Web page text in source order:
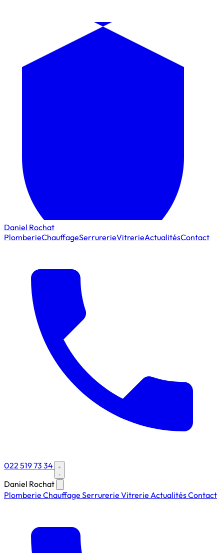
Daniel Rochat
PlomberieChauffageSerrurerieVitrerieActualitésContact
022 519 73 34
Daniel Rochat
Plomberie Chauffage Serrurerie Vitrerie ActualitésContact